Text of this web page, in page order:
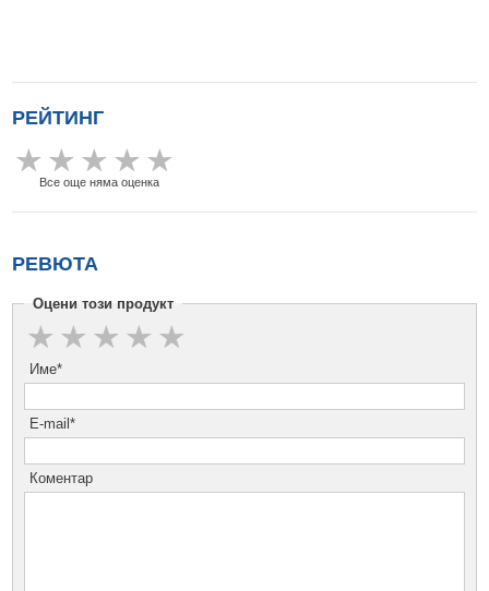
РЕЙТИНГ
Все още няма оценка
РЕВЮТА
Оцени този продукт
Име*
E-mail*
Коментар